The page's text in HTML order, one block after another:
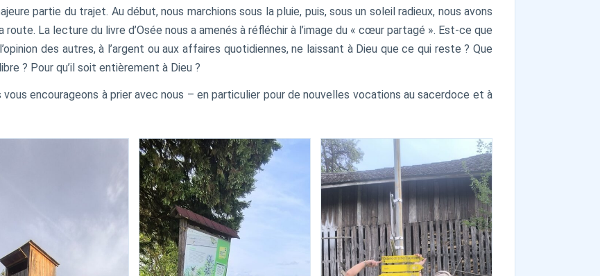
partie du trajet. Au début, nous marchions sous la pluie, puis, sous un soleil radieux, nous avons
La lecture du livre d’Osée nous a amenés à réfléchir à l’image du « cœur partagé ». Est-ce que
des autres, à l’argent ou aux affaires quotidiennes, ne laissant à Dieu que ce qui reste ? Que
? Pour qu’il soit entièrement à Dieu ?
encourageons à prier avec nous – en particulier pour de nouvelles vocations au sacerdoce et à